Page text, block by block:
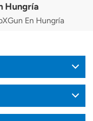
Hungría
En Hungría